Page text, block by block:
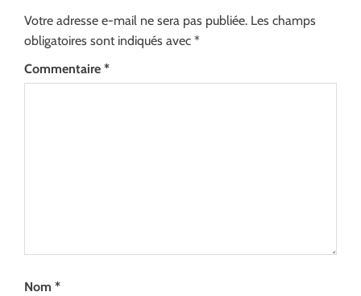
Votre adresse e-mail ne sera pas publiée. Les champs
obligatoires sont indiqués avec *
Commentaire *
Nom *